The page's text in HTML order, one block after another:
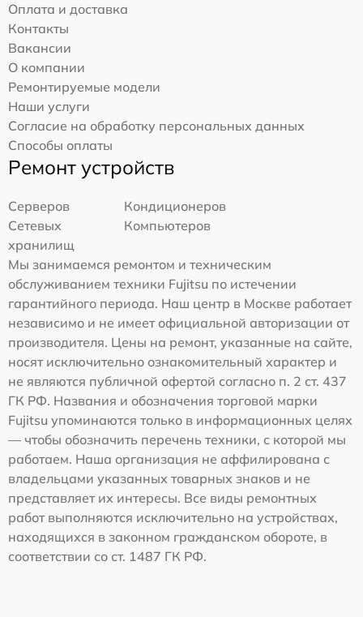
Оплата и доставка
Контакты
Вакансии
О компании
Ремонтируемые модели
Наши услуги
Согласие на обработку персональных данных
Способы оплаты
Ремонт устройств
Серверов
Кондиционеров
Сетевых
хранилищ
Компьютеров
Мы занимаемся ремонтом и техническим
обслуживанием техники Fujitsu по истечении
гарантийного периода. Наш центр в Москве работает
независимо и не имеет официальной авторизации от
производителя. Цены на ремонт, указанные на сайте,
носят исключительно ознакомительный характер и
не являются публичной офертой согласно п. 2 ст. 437
ГК РФ. Названия и обозначения торговой марки
Fujitsu упоминаются только в информационных целях
— чтобы обозначить перечень техники, с которой мы
работаем. Наша организация не аффилирована с
владельцами указанных товарных знаков и не
представляет их интересы. Все виды ремонтных
работ выполняются исключительно на устройствах,
находящихся в законном гражданском обороте, в
соответствии со ст. 1487 ГК РФ.